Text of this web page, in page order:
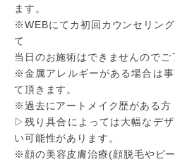
ます。
※WEBにてカ初回カウンセリン
て
当日のお施術はできませんのでご
※金属アレルギーがある場合は
て頂きます。
※過去にアートメイク歴がある方
▷残り具合によっては大幅なデ
い可能性があります。
※顔の美容皮膚治療(顔脱毛やピ